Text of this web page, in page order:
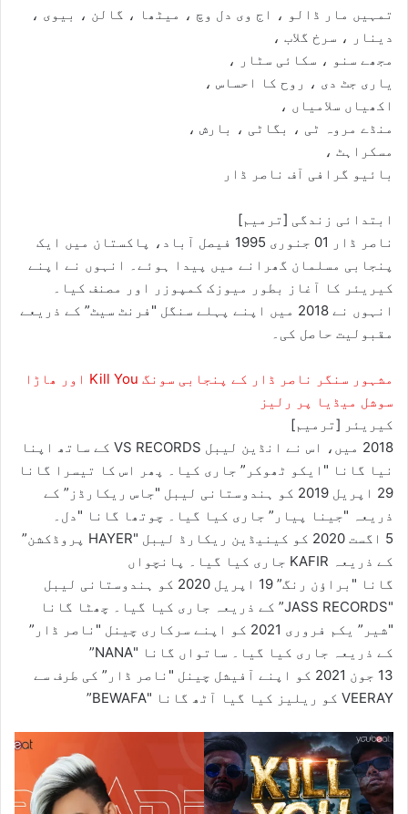
تمہیں مار ڈالو ، اج وی دل وچ ، میٹھا ، گالن ، بیوی ،
دینار ، سرخ گلاب ،
مجھے سنو ، سکائی سٹار ،
یاری جٹ دی ، روح کا احساس ،
اکھیاں سلامیاں ،
منڈے مروہ ٹی ، بگاٹی ، بارش ،
مسکراہٹ ،
بائیو گرافی آف ناصر ڈار
ابتدائی زندگی [ترمیم]
ناصر ڈار 01 جنوری 1995 فیصل آباد، پاکستان میں ایک
پنجابی مسلمان گھرانے میں پیدا ہوئے۔ انہوں نے اپنے
کیریئر کا آغاز بطور میوزک کمپوزر اور مصنف کیا۔
انہوں نے 2018 میں اپنے پہلے سنگل "فرنٹ سیٹ” کے ذریعے
مقبولیت حاصل کی۔
مشہور سنگر ناصر ڈار کے پنجابی سونگ Kill You اور ھاڑا
سوشل میڈیا پر رلیز
کیریئر [ترمیم]
2018 میں، اس نے انڈین لیبل VS RECORDS کے ساتھ اپنا
نیا گانا "ایکو ٹھوکر” جاری کیا۔ پھر اس کا تیسرا گانا
29 اپریل 2019 کو ہندوستانی لیبل "جاس ریکارڈز” کے
ذریعہ "جینا پیار” جاری کیا گیا۔ چوتھا گانا "دل۔
5 اگست 2020 کو کینیڈین ریکارڈ لیبل "HAYER پروڈکشن”
کے ذریعہ KAFIR جاری کیا گیا۔ پانچواں
گانا "براؤن رنگ” 19 اپریل 2020 کو ہندوستانی لیبل
"JASS RECORDS” کے ذریعہ جاری کیا گیا۔ چھٹا گانا
"شیر” یکم فروری 2021 کو اپنے سرکاری چینل "ناصر ڈار”
کے ذریعہ جاری کیا گیا۔ ساتواں گانا "NANA”
13 جون 2021 کو اپنے آفیشل چینل "ناصر ڈار” کی طرف سے
VEERAY کو ریلیز کیا گیا آٹھ گانا "BEWAFA”